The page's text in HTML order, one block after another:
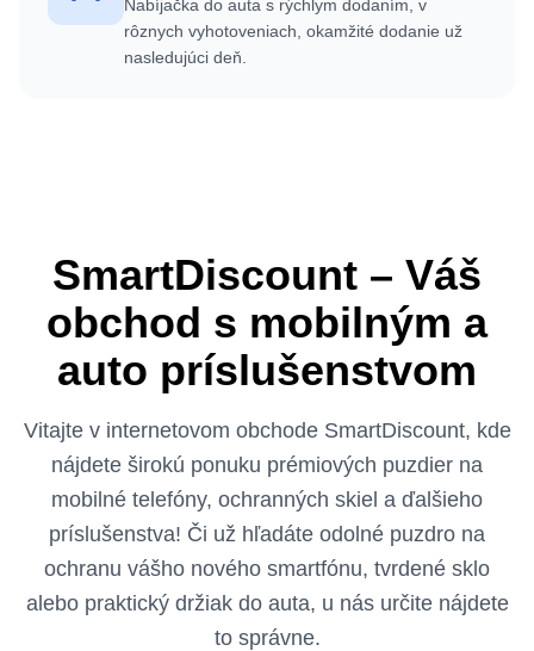
Nabíjačka do auta s rýchlym dodaním, v
rôznych vyhotoveniach, okamžité dodanie už
nasledujúci deň.
SmartDiscount – Váš
obchod s mobilným a
auto príslušenstvom
Vitajte v internetovom obchode SmartDiscount, kde
nájdete širokú ponuku prémiových puzdier na
mobilné telefóny, ochranných skiel a ďalšieho
príslušenstva! Či už hľadáte odolné puzdro na
ochranu vášho nového smartfónu, tvrdené sklo
alebo praktický držiak do auta, u nás určite nájdete
to správne.